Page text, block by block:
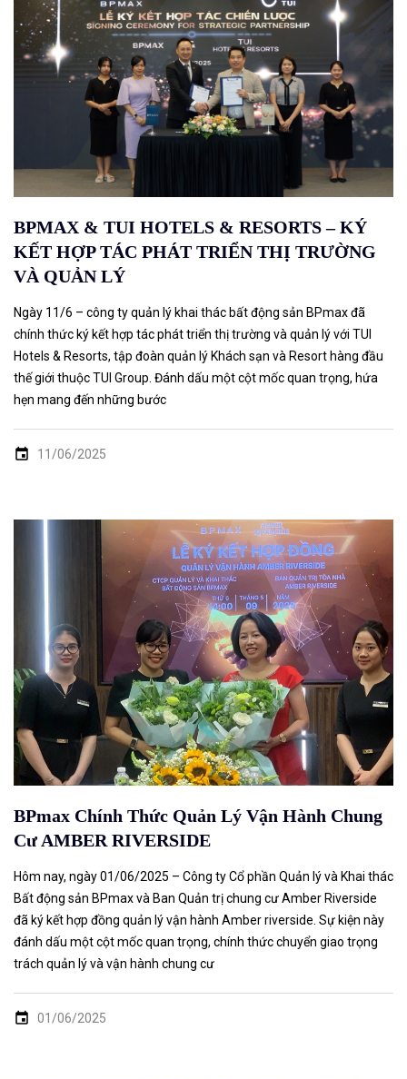
BPMAX & TUI HOTELS & RESORTS – KÝ
KẾT HỢP TÁC PHÁT TRIỂN THỊ TRƯỜNG
VÀ QUẢN LÝ
Ngày 11/6 – công ty quản lý khai thác bất động sản BPmax đã
chính thức ký kết hợp tác phát triển thị trường và quản lý với TUI
Hotels & Resorts, tập đoàn quản lý Khách sạn và Resort hàng đầu
thế giới thuộc TUI Group. Đánh dấu một cột mốc quan trọng, hứa
hẹn mang đến những bước
11/06/2025
BPmax Chính Thức Quản Lý Vận Hành Chung
Cư AMBER RIVERSIDE
Hôm nay, ngày 01/06/2025 – Công ty Cổ phần Quản lý và Khai thác
Bất động sản BPmax và Ban Quản trị chung cư Amber Riverside
đã ký kết hợp đồng quản lý vận hành Amber riverside. Sự kiện này
đánh dấu một cột mốc quan trọng, chính thức chuyển giao trọng
trách quản lý và vận hành chung cư
01/06/2025